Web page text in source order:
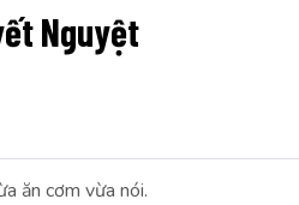
Nguyệt
ăn cơm vừa nói.